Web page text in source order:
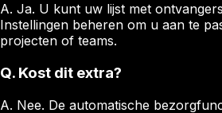
A. Ja. U kunt uw lijst met
Instellingen beheren om u aan te
projecten of teams.
Q. Kost dit extra?
A. Nee. De automatische